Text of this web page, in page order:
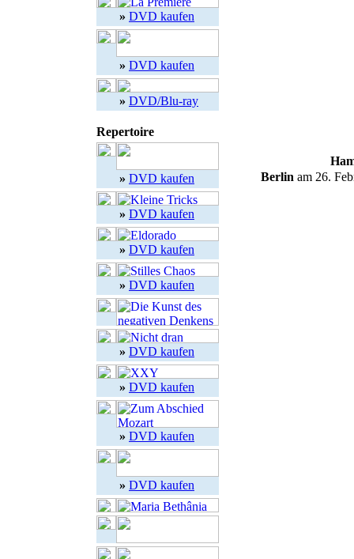
» DVD kaufen
» DVD kaufen
» DVD/Blu-ray
Repertoire
» DVD kaufen
» DVD kaufen
» DVD kaufen
» DVD kaufen
» DVD kaufen
» DVD kaufen
» DVD kaufen
» DVD kaufen
Berlin am 26.